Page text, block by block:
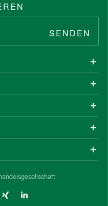
SENDEN